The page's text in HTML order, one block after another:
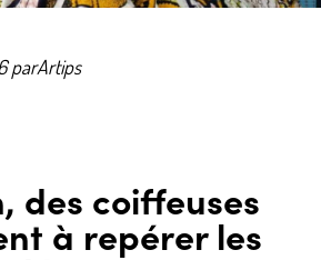
parArtips
des coiffeuses
à repérer les